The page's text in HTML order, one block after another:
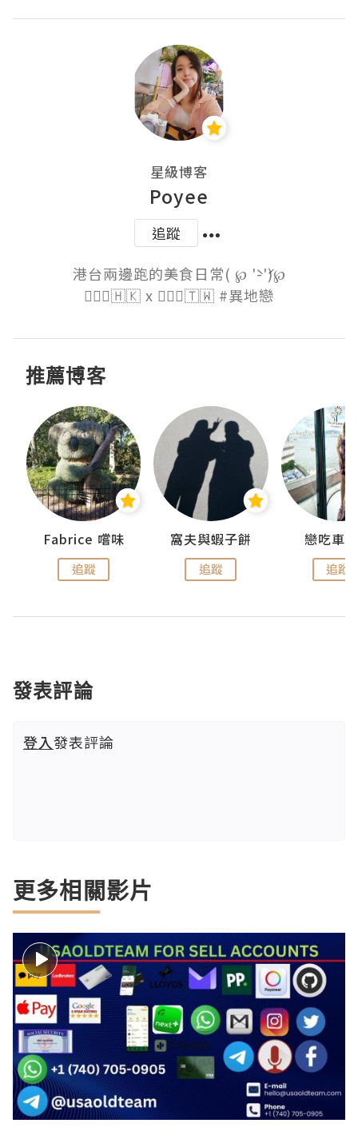
星級博客
Poyee
追蹤
港台兩邊跑的美食日常( ℘ '̀-'́)℘
🙋🏻‍♀️🇭🇰 x 🙋🏽‍♂️🇹🇼 #異地戀
推薦博客
Fabrice 嚐味
追蹤
窩夫與蝦子餅
追蹤
戀吃車
追蹤
發表評論
登入發表評論
更多相關影片